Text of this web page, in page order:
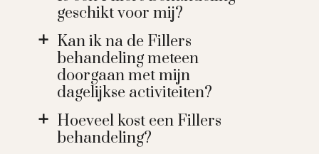
geschikt voor mij?
a
Kan ik na de Fillers
behandeling meteen
doorgaan met mijn
dagelijkse activiteiten?
a
Hoeveel kost een Fillers
behandeling?